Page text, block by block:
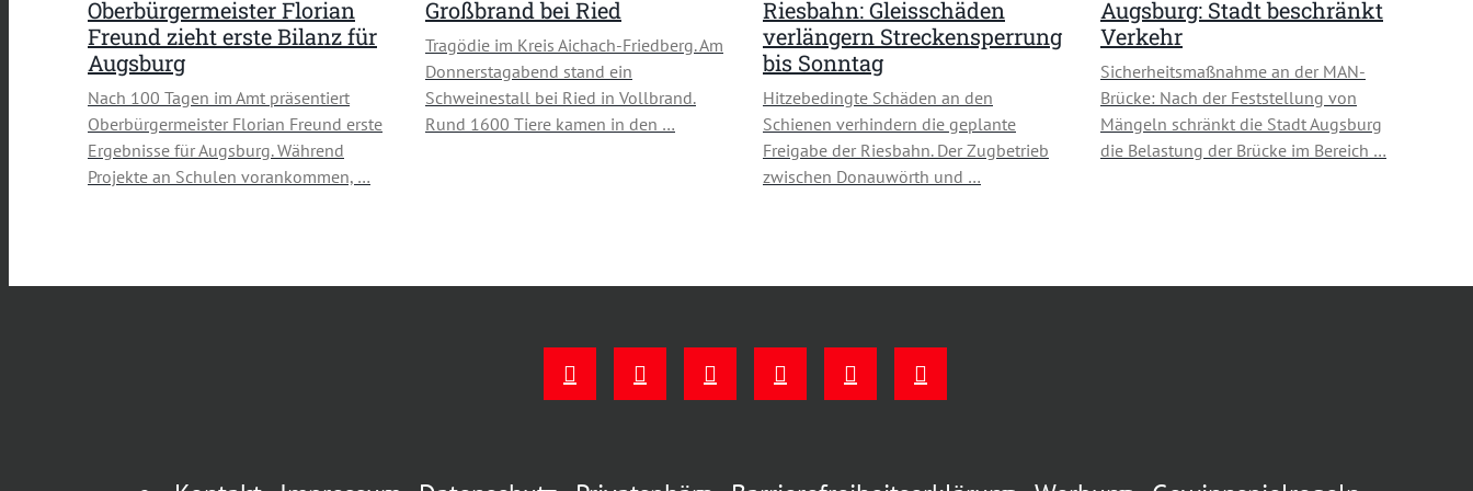
Oberbürgermeister Florian
Freund zieht erste Bilanz für
Augsburg
Nach 100 Tagen im Amt präsentiert
Oberbürgermeister Florian Freund erste
Ergebnisse für Augsburg. Während
Projekte an Schulen vorankommen, …
Großbrand bei Ried
Tragödie im Kreis Aichach-Friedberg. Am
Donnerstagabend stand ein
Schweinestall bei Ried in Vollbrand.
Rund 1600 Tiere kamen in den …
Riesbahn: Gleisschäden
verlängern Streckensperrung
bis Sonntag
Hitzebedingte Schäden an den
Schienen verhindern die geplante
Freigabe der Riesbahn. Der Zugbetrieb
zwischen Donauwörth und …
Augsburg: Stadt beschränkt
Verkehr
Sicherheitsmaßnahme an der MAN-
Brücke: Nach der Feststellung von
Mängeln schränkt die Stadt Augsburg
die Belastung der Brücke im Bereich …